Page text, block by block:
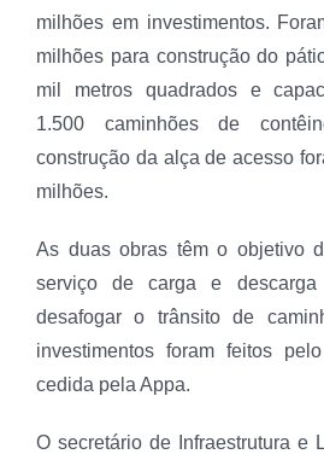
milhões em investimentos.
milhões para construção do
mil metros quadrados e
1.500 caminhões de
construção da alça de acesso
milhões.
As duas obras têm o objetivo
serviço de carga e
desafogar o trânsito de
investimentos foram feitos
cedida pela Appa.
O secretário de Infraestrutura e